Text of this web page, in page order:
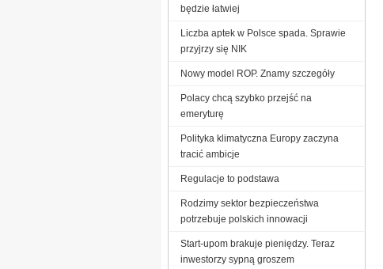
będzie łatwiej
Liczba aptek w Polsce spada. Sprawie
przyjrzy się NIK
Nowy model ROP. Znamy szczegóły
Polacy chcą szybko przejść na
emeryturę
Polityka klimatyczna Europy zaczyna
tracić ambicje
Regulacje to podstawa
Rodzimy sektor bezpieczeństwa
potrzebuje polskich innowacji
Start-upom brakuje pieniędzy. Teraz
inwestorzy sypną groszem